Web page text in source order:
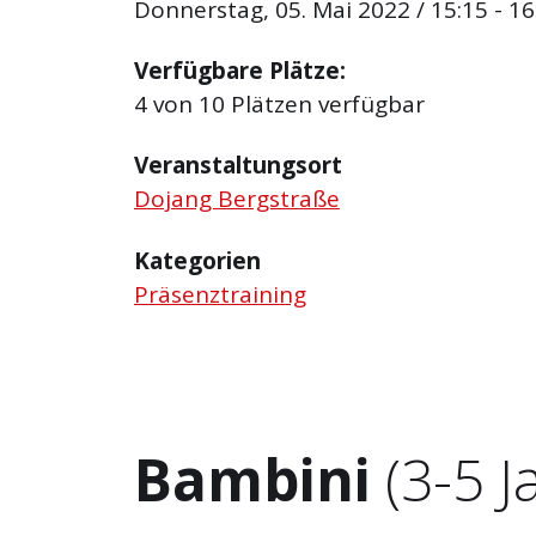
Donnerstag, 05. Mai 2022 / 15:15 -
Verfügbare Plätze:
4 von 10 Plätzen verfügbar
Veranstaltungsort
Dojang Bergstraße
Kategorien
Präsenztraining
Bambini (3-5